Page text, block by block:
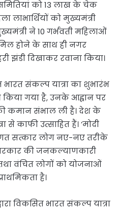
को 13 लाख के चेक
लाभार्थियों को मुख्यमंत्री
ने 10 गर्भवती महिलाओं
होने के साथ ही नगर
झंडी दिखाकर रवाना किया।
संकल्प यात्रा का शुभारंभ
किया गया है, उनके आह्वान पर
कमान संभाल ली है। देश के
से काफी उत्साहित हैं। ’मोदी
सत्कार लोग नए-नए तरीके
की जनकल्याणकारी
वंचित लोगों को योजनाओं
है।
विकसित भारत संकल्प यात्रा